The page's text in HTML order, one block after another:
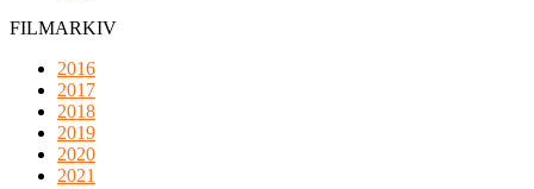
FILMARKIV
2016
2017
2018
2019
2020
2021